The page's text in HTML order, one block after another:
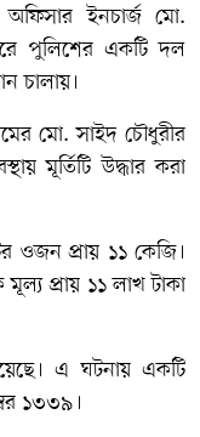
ইনচার্জ মো.
পুলিশের একটি দল
চালায়।
মো. সাইদ চৌধুরীর
মূর্তিটি উদ্ধার করা
ওজন প্রায় ১১ কেজি।
প্রায় ১১ লাখ টাকা
এ ঘটনায় একটি
১৩৩৯।